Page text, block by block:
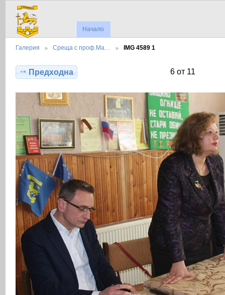
Начало
Галерия Среща с проф.Ма… IMG 4589 1
Предходна 6 от 11